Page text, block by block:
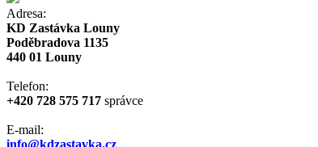
Adresa:
KD Zastávka Louny
Poděbradova 1135
440 01 Louny
Telefon:
+420 728 575 717 správce
E-mail:
info@kdzastavka.cz